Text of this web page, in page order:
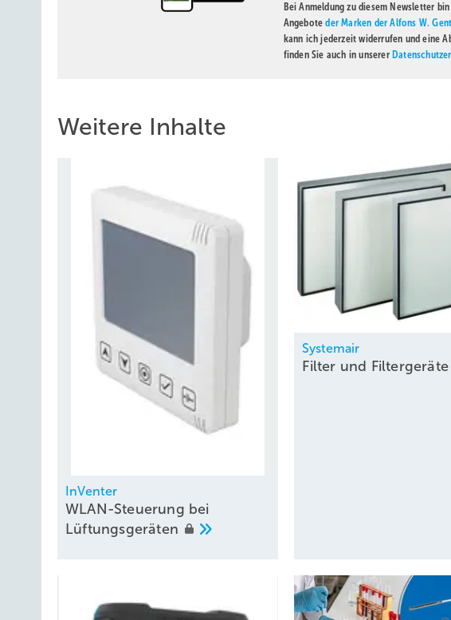
Bei Anmeldung zu diesem Newsletter
Angeboteder Marken der Alfons W.
kann ich jederzeit widerrufen und eine
finden Sie auch in unserer
Weitere Inhalte
InVenter
WLAN-Steuerung bei
Lüftungsgeräten
Systemair
Filter und Filtergeräte